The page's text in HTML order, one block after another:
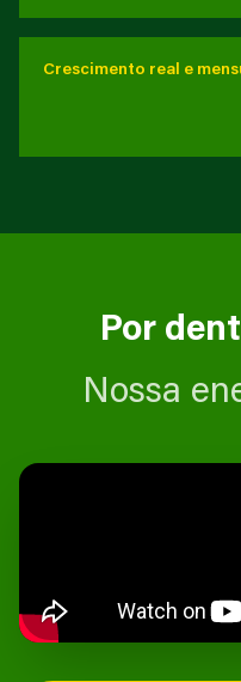
Crescimento real e
Por
Nossa